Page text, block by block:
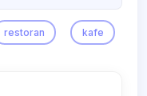
restoran kafe